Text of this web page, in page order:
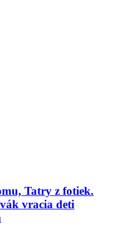
Tatry z fotiek.
vracia deti